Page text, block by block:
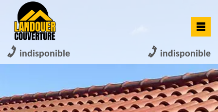
indisponible indisponible